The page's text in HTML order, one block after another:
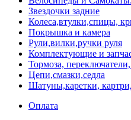
Звездочки задние
Колеса,втулки,спицы,
Покрышка и камера
Рули,вилки,ручки руля
Комплектующие и
Тормоза,
Цепи,смазки,седла
Шатуны,каретки,
Оплата